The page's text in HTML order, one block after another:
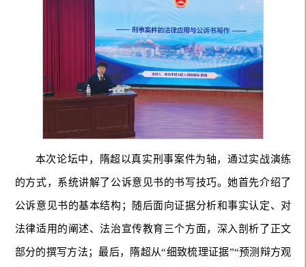
本次论坛中，隋超以真实刑事案件为轴，通过实战演练
的方式，系统讲解了公诉意见书的书写技巧。她首先介绍了
公诉意见书的基本结构；随后面向证据分析和事实认定、对
法律适用的阐述、法治宣传教育三个方面，深入剖析了正文
部分的撰写方法；最后，隋超从“细致梳理证据”“预测辩方观